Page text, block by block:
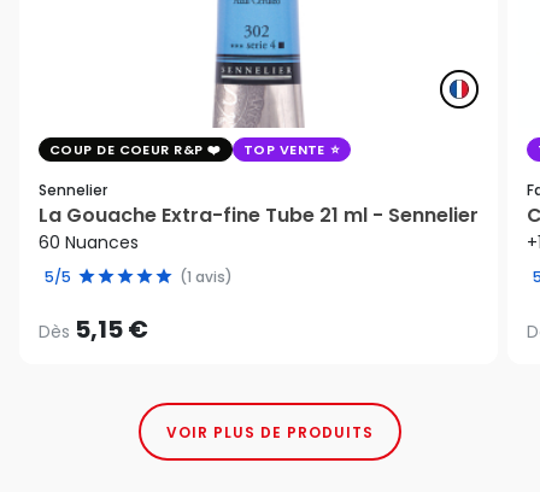
COUP DE COEUR R&P TOP VENTE
Sennelier
La Gouache Extra-fine Tube 21 ml - Sennelier
60 Nuances
5/5 (1 avis)
Dès 5,15 €
VOIR PLUS DE PRODUITS